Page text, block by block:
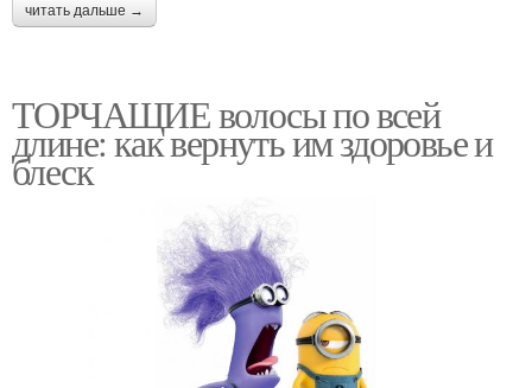
читать дальше →
ТОРЧАЩИЕ волосы по всей
длине: как вернуть им здоровье и
блеск